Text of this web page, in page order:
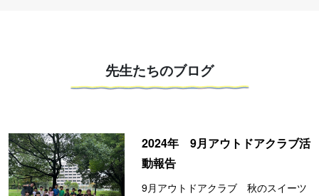
先生たちのブログ
2024年 9月アウトドアクラブ活
動報告
9月アウトドアクラブ 秋のスイーツ